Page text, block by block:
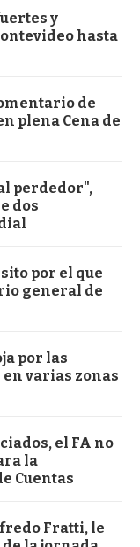
y
hasta
de
plena Cena de
perdedor",
dos
por el que
general de
por las
varias zonas
el FA no
la
Cuentas
Fratti, le